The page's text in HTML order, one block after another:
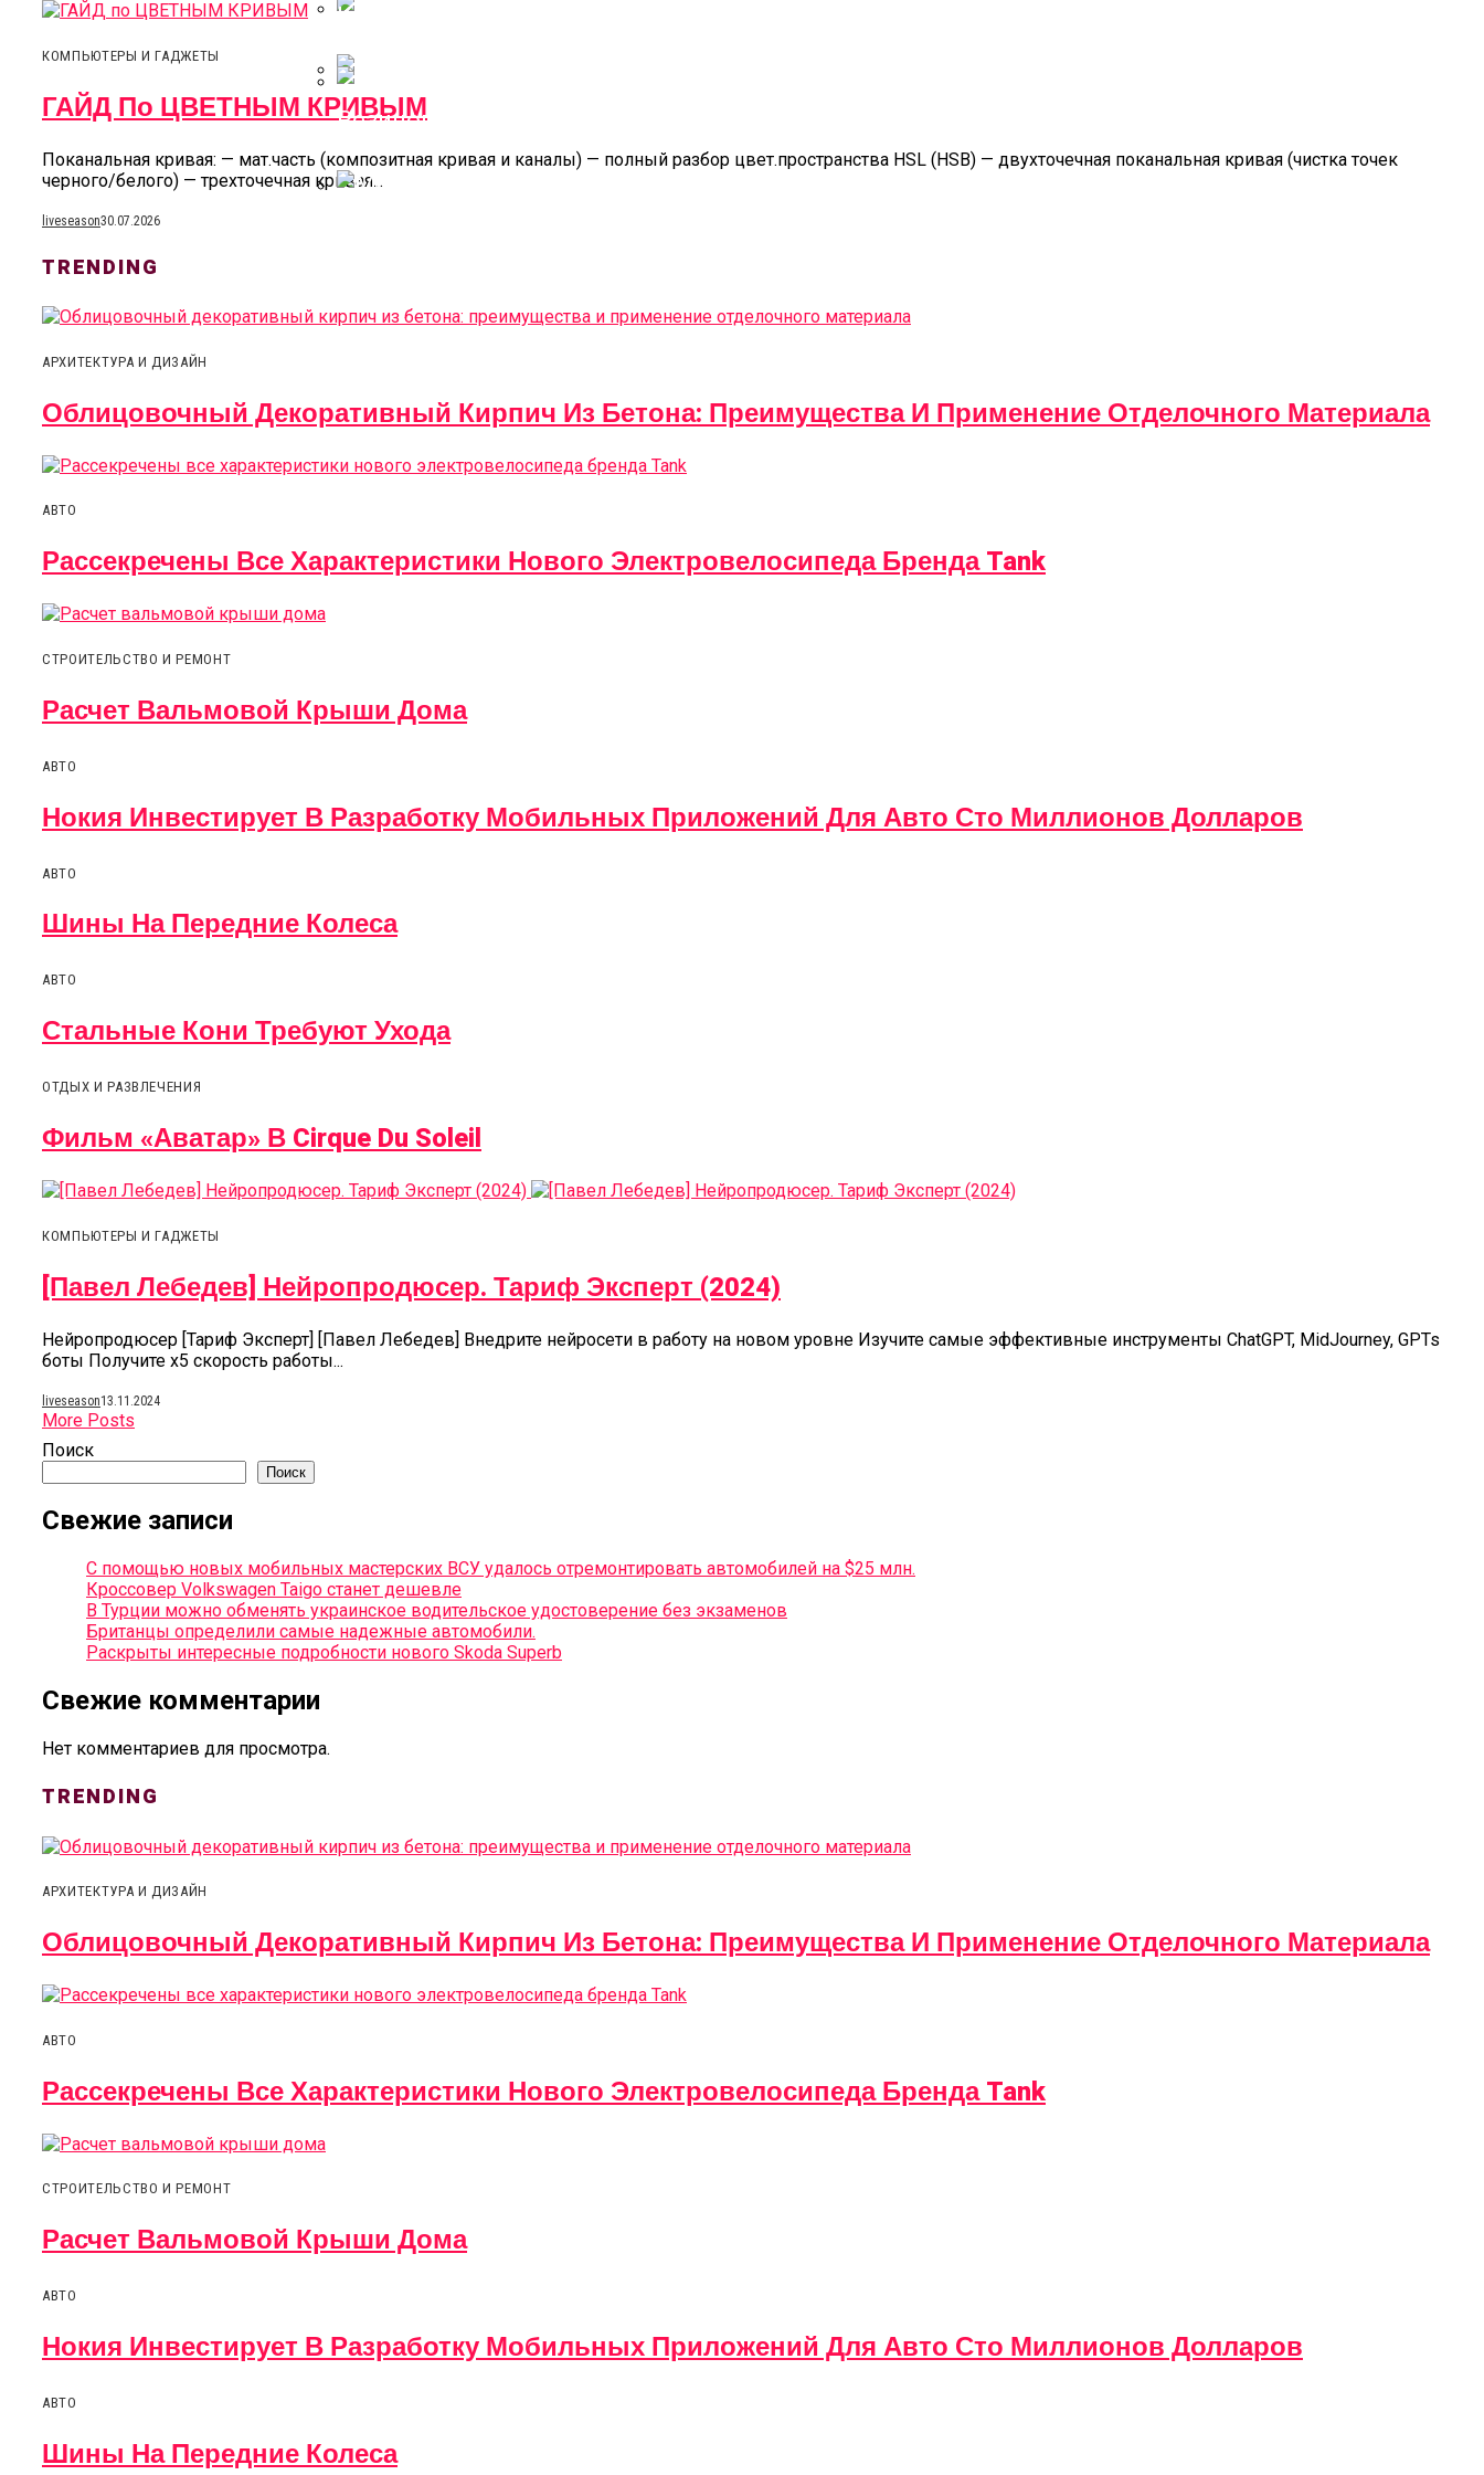
Прямой Диван: Критерии Выбора, Обзор Моделей Из Интернет-Магазина One&Home
Козырек Над Входом В Подъезд
Резиновые Ступени Для Крыльца
КОМПЬЮТЕРЫ И ГАДЖЕТЫ
ГАЙД По ЦВЕТНЫМ КРИВЫМ
Поканальная кривая: — мат.часть (композитная кривая и каналы) — полный разбор цвет.пространства HSL (HSB) — двухточечная поканальная кривая (чистка точек
черного/белого) — трехточечная кривая...
liveseason30.07.2026
TRENDING
АРХИТЕКТУРА И ДИЗАЙН
Облицовочный Декоративный Кирпич Из Бетона: Преимущества И Применение Отделочного Материала
АВТО
Рассекречены Все Характеристики Нового Электровелосипеда Бренда Tank
СТРОИТЕЛЬСТВО И РЕМОНТ
Расчет Вальмовой Крыши Дома
АВТО
Нокия Инвестирует В Разработку Мобильных Приложений Для Авто Сто Миллионов Долларов
АВТО
Шины На Передние Колеса
АВТО
Стальные Кони Требуют Ухода
ОТДЫХ И РАЗВЛЕЧЕНИЯ
Фильм «Аватар» В Cirque Du Soleil
КОМПЬЮТЕРЫ И ГАДЖЕТЫ
[Павел Лебедев] Нейропродюсер. Тариф Эксперт (2024)
Нейропродюсер [Тариф Эксперт] [Павел Лебедев] Внедрите нейросети в работу на новом уровне Изучите самые эффективные инструменты ChatGPT, MidJourney, GPTs
боты Получите х5 скорость работы...
liveseason13.11.2024
More Posts
Поиск
Поиск
Свежие записи
С помощью новых мобильных мастерских ВСУ удалось отремонтировать автомобилей на $25 млн.
Кроссовер Volkswagen Taigo станет дешевле
В Турции можно обменять украинское водительское удостоверение без экзаменов
Британцы определили самые надежные автомобили.
Раскрыты интересные подробности нового Skoda Superb
Свежие комментарии
Нет комментариев для просмотра.
TRENDING
АРХИТЕКТУРА И ДИЗАЙН
Облицовочный Декоративный Кирпич Из Бетона: Преимущества И Применение Отделочного Материала
АВТО
Рассекречены Все Характеристики Нового Электровелосипеда Бренда Tank
СТРОИТЕЛЬСТВО И РЕМОНТ
Расчет Вальмовой Крыши Дома
АВТО
Нокия Инвестирует В Разработку Мобильных Приложений Для Авто Сто Миллионов Долларов
АВТО
Шины На Передние Колеса